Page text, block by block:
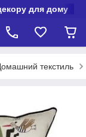
для дому
текстиль